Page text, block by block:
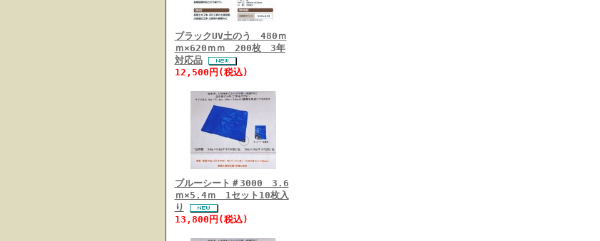
ブラックUV土のう 480ｍ
ｍ×620ｍｍ 200枚 3年
対応品
12,500円(税込)
ブルーシート＃3000 3.6
ｍ×5.4ｍ 1セット10枚入
り
13,800円(税込)